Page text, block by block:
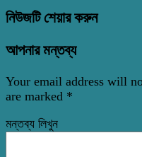
নিউজটি শেয়ার করুন
আপনার মন্তব্য
Your email address will
are marked *
মন্তব্য লিখুন